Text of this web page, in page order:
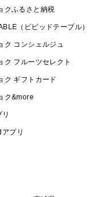
クふるさと納税
（ビビッドテーブル）
ク コンシェルジュ
ク フルーツセレクト
ク ギフトカード
ク&more
プリ